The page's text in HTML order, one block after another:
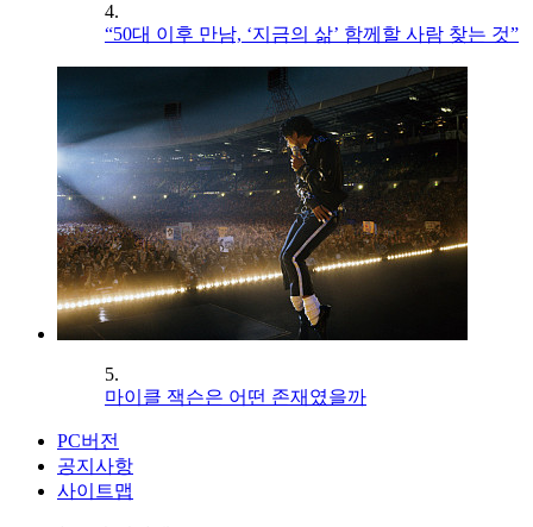
4.
“50대 이후 만남, ‘지금의 삶’ 함께할 사람 찾는 것”
5.
마이클 잭슨은 어떤 존재였을까
PC버전
공지사항
사이트맵